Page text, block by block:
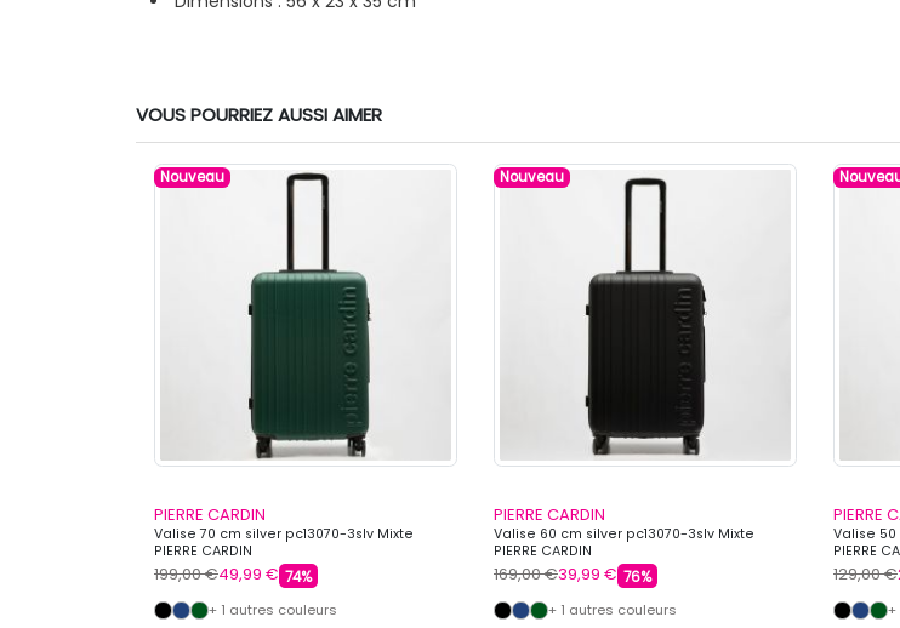
VOUS POURRIEZ AUSSI AIMER
Nouveau
PIERRE CARDIN
Valise 70 cm silver pc13070-3slv Mixte
PIERRE CARDIN
199,00 €49,99 € 74%
+ 1 autres couleurs
Nouveau
PIERRE CARDIN
Valise 60 cm silver pc13070-3slv Mixte
PIERRE CARDIN
169,00 €39,99 € 76%
+ 1 autres couleurs
PIERRE
Valise 50
PIERRE
129,00 €
+